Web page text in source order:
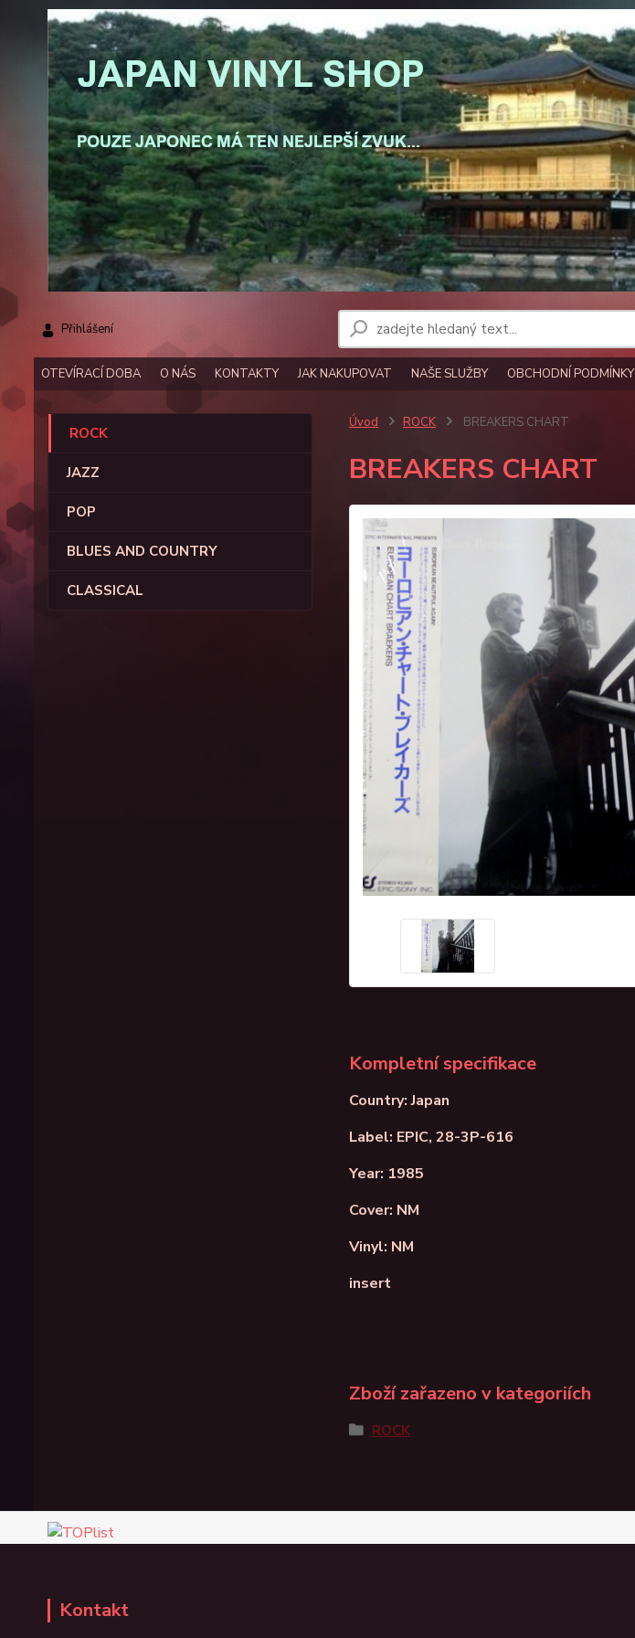
OTEVÍRACÍ DOBA O NÁS KONTAKTY JAK NAKUPOVAT NAŠE SLUŽBY OBCHODNÍ PODMÍNKY
Přihlášení
ROCK
JAZZ
POP
BLUES AND COUNTRY
CLASSICAL
Úvod ROCK BREAKERS CHART
BREAKERS CHART
Kompletní specifikace
Country: Japan
Label: EPIC, 28-3P-616
Year: 1985
Cover: NM
Vinyl: NM
insert
Zboží zařazeno v kategoriích
ROCK
Kontakt